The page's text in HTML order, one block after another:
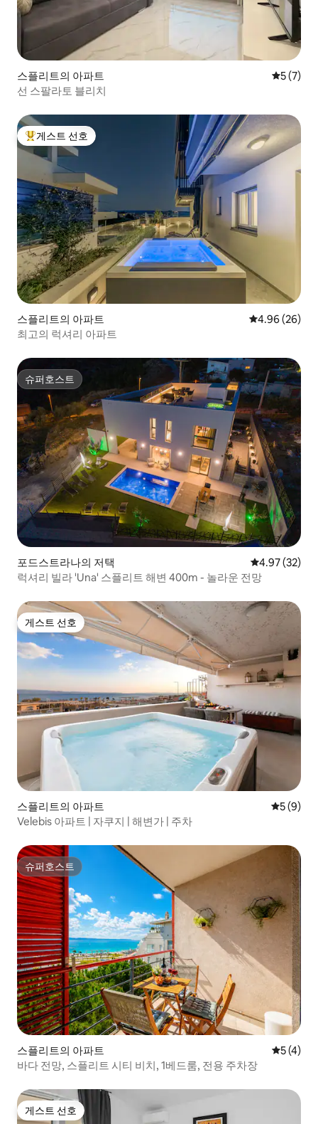
스플리트의 아파트 평점 5점
5 (7)
선 스팔라토 블리치
상위 게스트 선호
게스트 선호
스플리트의 아파트 평점 4.96점(5
4.96 (26)
최고의 럭셔리 아파트
슈퍼호스트
슈퍼호스트
포드스트라나의 저택 평점 4.97점(5
4.97 (32)
럭셔리 빌라 'Una' 스플리트 해변 400m - 놀라운 전망
게스트 선호
게스트 선호
스플리트의 아파트 평점 5점
5 (9)
Velebis 아파트 | 자쿠지 | 해변가 | 주차
슈퍼호스트
슈퍼호스트
스플리트의 아파트 평점 5점
5 (4)
바다 전망, 스플리트 시티 비치, 1베드룸, 전용 주차장
게스트 선호
게스트 선호